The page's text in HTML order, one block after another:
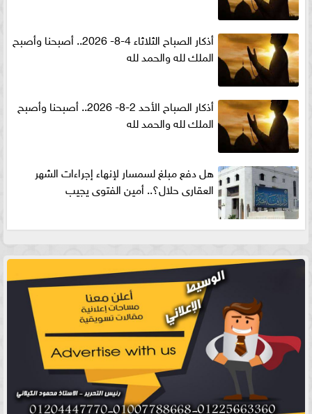
أذكار الصباح الثلاثاء 4-8- 2026.. أصبحنا وأصبح
الملك لله والحمد لله
أذكار الصباح الأحد 2-8- 2026.. أصبحنا وأصبح
الملك لله والحمد لله
هل دفع مبلغ لسمسار لإنهاء إجراءات الشهر
العقارى حلال؟.. أمين الفتوى يجيب